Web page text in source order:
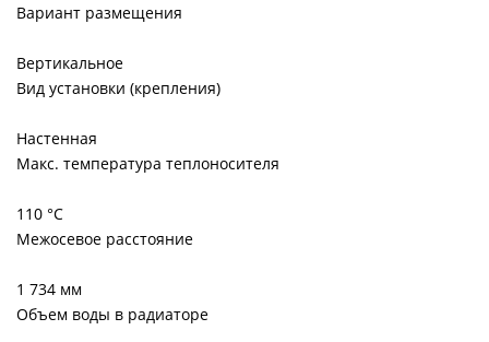
Вариант размещения
Вертикальное
Вид установки (крепления)
Настенная
Макс. температура теплоносителя
110 °С
Межосевое расстояние
1 734 мм
Объем воды в радиаторе